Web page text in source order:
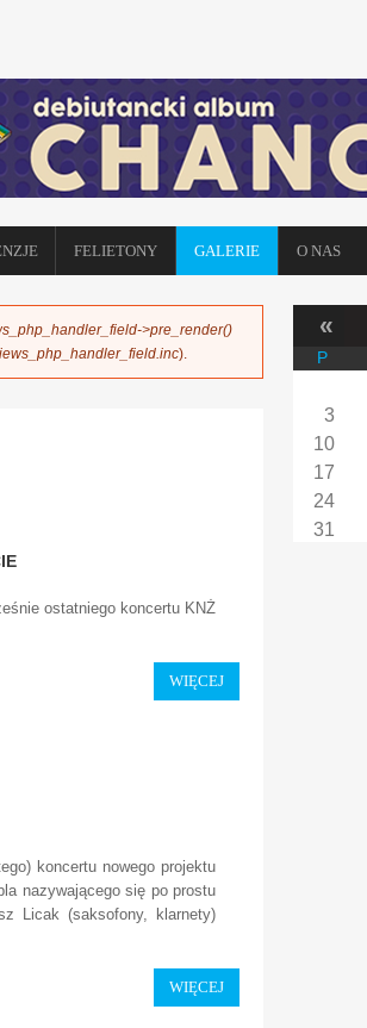
FELIETONY GALERIE O NAS
«
P
3
10
17
24
31
>pre_render()
).
ostatniego koncertu KNŻ
WIĘCEJ
koncertu nowego projektu
nazywającego się po prostu
Licak (saksofony, klarnety)
WIĘCEJ